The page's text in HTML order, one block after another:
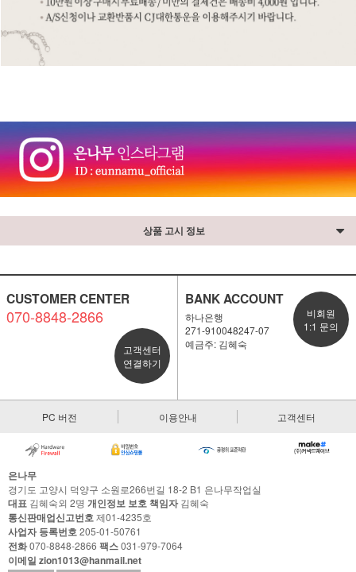
상품 고시 정보
CUSTOMER CENTER
070-8848-2866
고객센터
연결하기
BANK ACCOUNT
하나은행
271-910048247-07
예금주: 김혜숙
비회원
1:1 문의
PC 버전 이용안내 고객센터
은나무
경기도 고양시 덕양구 소원로266번길 18-2 B1 은나무작업실
대표 김혜숙외 2명 개인정보 보호 책임자김혜숙
통신판매업신고번호제01-4235호
사업자 등록번호205-01-50761
전화070-8848-2866 팩스031-979-7064
이메일 zion1013@hanmail.net